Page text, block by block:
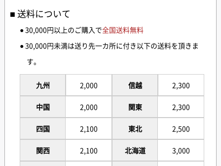
送料について
● 30,000円以上のご購入で全国送料無料
● 30,000円未満は送り先一カ所に付き以下の送料を頂きま
す。
九州
中国
四国
関西
2,000
2,000
2,100
2,100
信越
関東
東北
北海道
2,300
2,300
2,500
3,000